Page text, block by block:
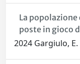
La
poste in gioco
2024 Gargiulo, E.